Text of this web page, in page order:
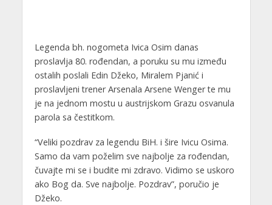
Legenda bh. nogometa Ivica Osim danas
proslavlja 80. rođendan, a poruku su mu između
ostalih poslali Edin Džeko, Miralem Pjanić i
proslavljeni trener Arsenala Arsene Wenger te mu
je na jednom mostu u austrijskom Grazu osvanula
parola sa čestitkom.
“Veliki pozdrav za legendu BiH. i šire Ivicu Osima.
Samo da vam poželim sve najbolje za rođendan,
čuvajte mi se i budite mi zdravo. Vidimo se uskoro
ako Bog da. Sve najbolje. Pozdrav”, poručio je
Džeko.